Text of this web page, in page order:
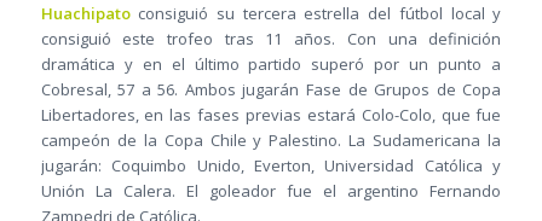
Huachipatoconsiguió su tercera estrella del fútbol local y
consiguió este trofeo tras 11 años. Con una definición
dramática y en el último partido superó por un punto a
Cobresal, 57 a 56. Ambos jugarán Fase de Grupos de Copa
Libertadores, en las fases previas estará Colo-Colo, que fue
campeón de la Copa Chile y Palestino. La Sudamericana la
jugarán: Coquimbo Unido, Everton, Universidad Católica y
Unión La Calera. El goleador fue el argentino Fernando
Zampedri de Católica.